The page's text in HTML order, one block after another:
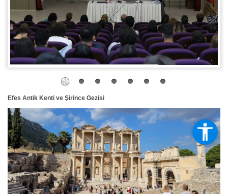
Efes Antik Kenti ve Şirince Gezisi